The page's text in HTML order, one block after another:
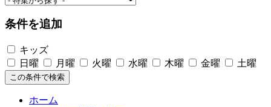
条件を追加
キッズ
日曜
月曜 火曜 水曜 木曜 金曜 土曜
この条件で検索
ホーム